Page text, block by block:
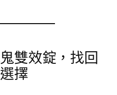
雙效錠，找回
擇